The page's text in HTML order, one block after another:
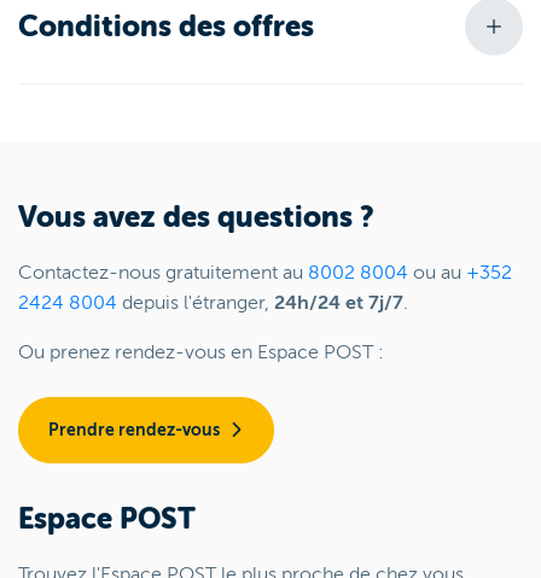
Conditions des offres
Vous avez des questions ?
Contactez-nous gratuitement au 8002 8004 ou au +352
2424 8004 depuis l'étranger, 24h/24 et 7j/7.
Ou prenez rendez-vous en Espace POST :
Prendre rendez-vous
Espace POST